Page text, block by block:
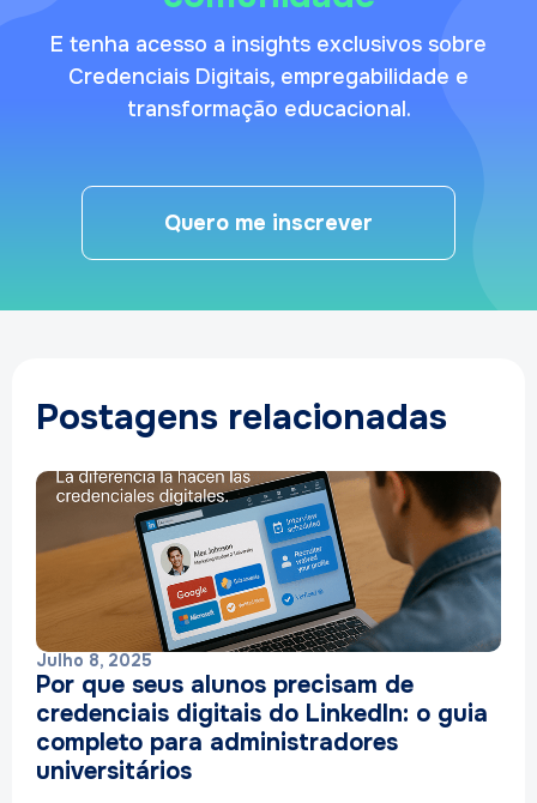
E tenha acesso a insights exclusivos sobre
Credenciais Digitais, empregabilidade e
transformação educacional.
Quero me inscrever
Postagens relacionadas
Julho 8, 2025
Por que seus alunos precisam de
credenciais digitais do LinkedIn: o guia
completo para administradores
universitários